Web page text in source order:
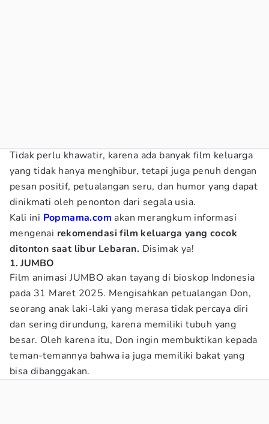
Tidak perlu khawatir, karena ada banyak film keluarga
yang tidak hanya menghibur, tetapi juga penuh dengan
pesan positif, petualangan seru, dan humor yang dapat
dinikmati oleh penonton dari segala usia.
Kali ini Popmama.com akan merangkum informasi
mengenai rekomendasi film keluarga yang cocok
ditonton saat libur Lebaran. Disimak ya!
1. JUMBO
Film animasi JUMBO akan tayang di bioskop Indonesia
pada 31 Maret 2025. Mengisahkan petualangan Don,
seorang anak laki-laki yang merasa tidak percaya diri
dan sering dirundung, karena memiliki tubuh yang
besar. Oleh karena itu, Don ingin membuktikan kepada
teman-temannya bahwa ia juga memiliki bakat yang
bisa dibanggakan.